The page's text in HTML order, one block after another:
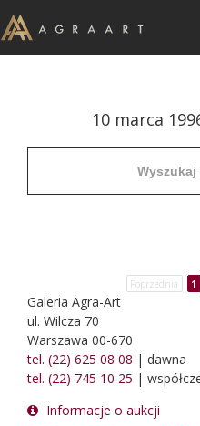
10 marca
Poprzednia 1
Galeria Agra-Art
ul. Wilcza 70
Warszawa 00-670
tel. (22) 625 08 08 | dawna
tel. (22) 745 10 25 |
Informacje o aukcji